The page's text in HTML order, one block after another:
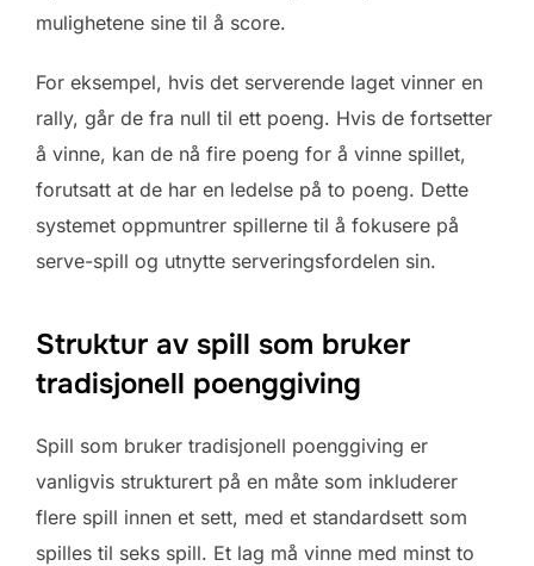
mulighetene sine til å score.
For eksempel, hvis det serverende laget vinner en
rally, går de fra null til ett poeng. Hvis de fortsetter
å vinne, kan de nå fire poeng for å vinne spillet,
forutsatt at de har en ledelse på to poeng. Dette
systemet oppmuntrer spillerne til å fokusere på
serve-spill og utnytte serveringsfordelen sin.
Struktur av spill som bruker
tradisjonell poenggiving
Spill som bruker tradisjonell poenggiving er
vanligvis strukturert på en måte som inkluderer
flere spill innen et sett, med et standardsett som
spilles til seks spill. Et lag må vinne med minst to